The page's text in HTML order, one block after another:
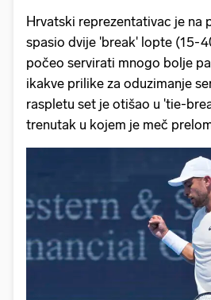
Hrvatski reprezentativac je na
spasio dvije 'break' lopte (15-
počeo servirati mnogo bolje
ikakve prilike za oduzimanje
raspletu set je otišao u 'tie-
trenutak u kojem je meč